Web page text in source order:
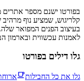
בפורטו ישנם מספר אתרים
קלריגוש, שמציע נוף
בעיצוב הפנים המפואר
לאמנות עכשווית ובארמון
גלו דילים בפורטו
גלו את כל החבילות